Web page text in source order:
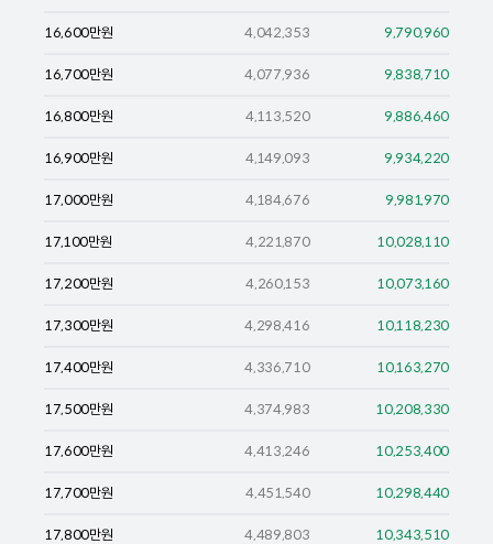
16,600만원 4,042,353 9,790,960
16,700만원 4,077,936 9,838,710
16,800만원 4,113,520 9,886,460
16,900만원 4,149,093 9,934,220
17,000만원 4,184,676 9,981,970
17,100만원 4,221,870 10,028,110
17,200만원 4,260,153 10,073,160
17,300만원 4,298,416 10,118,230
17,400만원 4,336,710 10,163,270
17,500만원 4,374,983 10,208,330
17,600만원 4,413,246 10,253,400
17,700만원 4,451,540 10,298,440
17,800만원 4,489,803 10,343,510